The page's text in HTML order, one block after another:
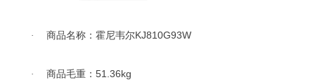
· 商品名称：霍尼韦尔KJ810G93W
· 商品毛重：51.36kg